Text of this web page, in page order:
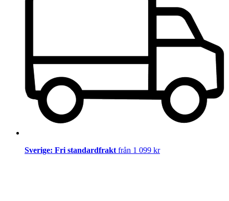
Sverige: Fri standardfrakt från 1 099 kr